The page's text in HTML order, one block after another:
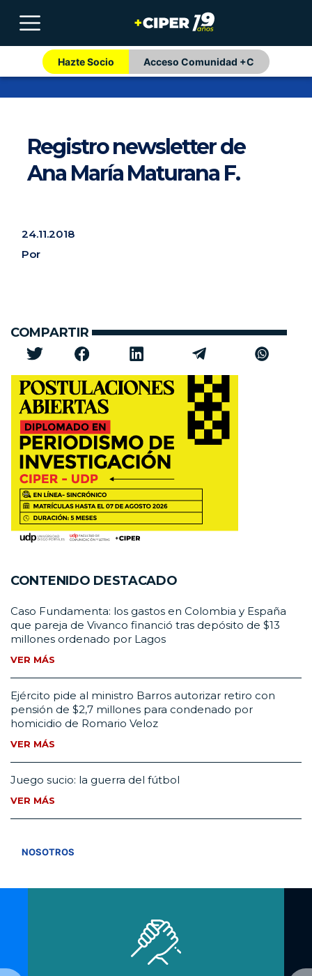
Hazte Socio Acceso Comunidad +C
Registro newsletter de
Ana María Maturana F.
24.11.2018
Por
COMPARTIR
CONTENIDO DESTACADO
Caso Fundamenta: los gastos en Colombia y España
que pareja de Vivanco financió tras depósito de $13
millones ordenado por Lagos
VER MÁS
Ejército pide al ministro Barros autorizar retiro con
pensión de $2,7 millones para condenado por
homicidio de Romario Veloz
VER MÁS
Juego sucio: la guerra del fútbol
VER MÁS
NOSOTROS